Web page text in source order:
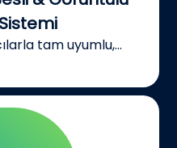
tam uyumlu,...